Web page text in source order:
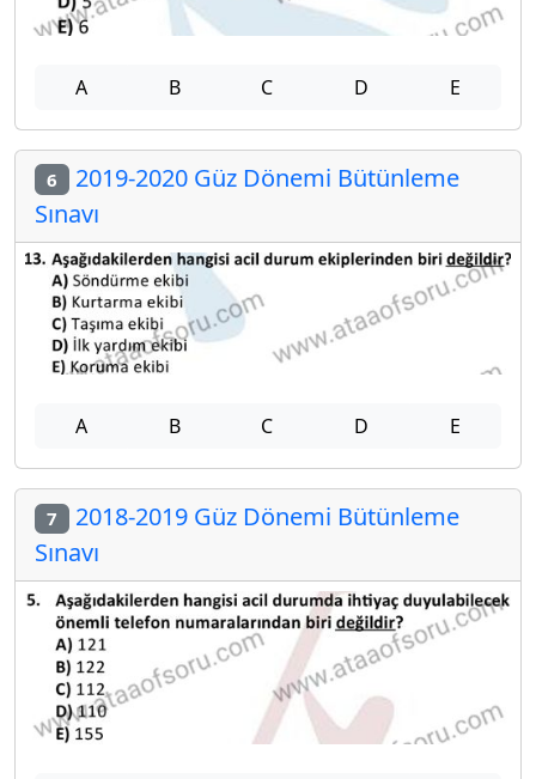
A B C D E
6 2019-2020 Güz Dönemi Bütünleme
Sınavı
A B C D E
7 2018-2019 Güz Dönemi Bütünleme
Sınavı